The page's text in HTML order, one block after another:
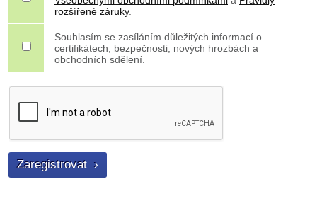
rozšířené záruky.
Souhlasím se zasíláním důležitých informací o
certifikátech, bezpečnosti, nových hrozbách a
obchodních sdělení.